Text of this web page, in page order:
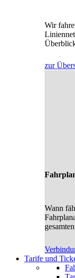
Wir
zur
Wann
Tarife und